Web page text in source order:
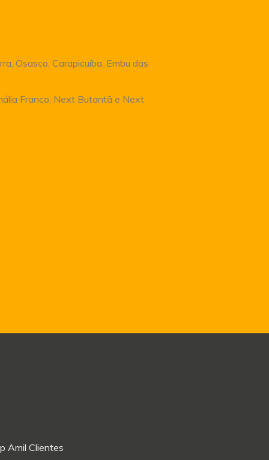
Osasco, Carapicuíba, Embu das
Franco, Next Butantã e Next
Amil Clientes